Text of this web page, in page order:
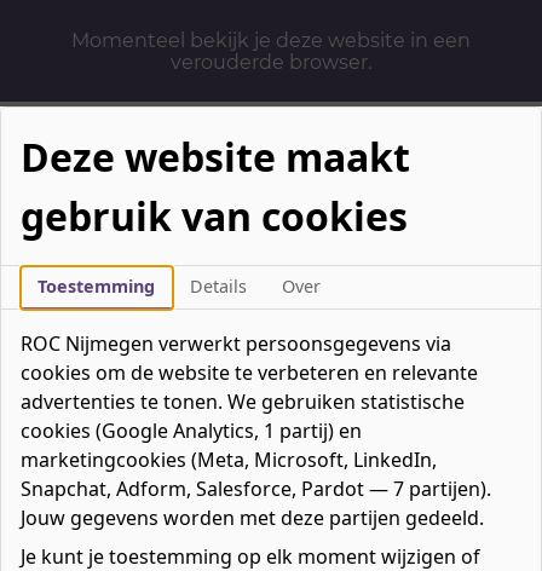
Momenteel bekijk je deze website in een
verouderde browser.
Mbo-opleidingen
Werken & Leren
Mavo / havo / vwo
Contact
Over ons
Bedrijven
Favorieten0favorieten
Mijn ROC
Zoeken
Deze website maakt
gebruik van cookies
Toestemming Details Over
ROC Nijmegen verwerkt persoonsgegevens via
cookies om de website te verbeteren en relevante
advertenties te tonen. We gebruiken statistische
cookies (Google Analytics, 1 partij) en
marketingcookies (Meta, Microsoft, LinkedIn,
Snapchat, Adform, Salesforce, Pardot — 7 partijen).
Jouw gegevens worden met deze partijen gedeeld.
Je kunt je toestemming op elk moment wijzigen of